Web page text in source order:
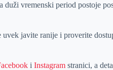
vremenski period postoje
uvek javite ranije i proverite
iInstagram stranici, a